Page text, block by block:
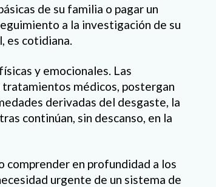
de su familia o pagar un
a la investigación de su
es cotidiana.
y emocionales. Las
tratamientos médicos, postergan
derivadas del desgaste, la
continúan, sin descanso, en la
comprender en profundidad a los
urgente de un sistema de